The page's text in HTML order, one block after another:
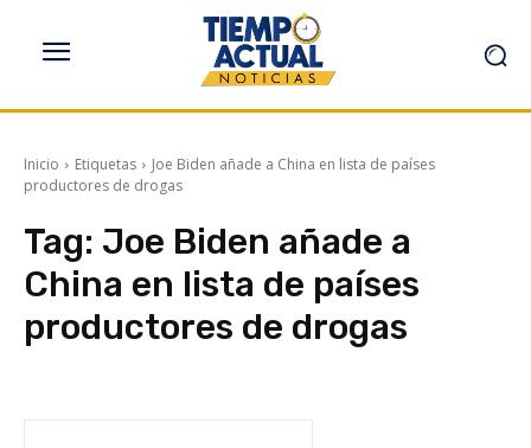
Inicio Etiquetas
Joe Biden añade a China en lista de países
productores de drogas
Tag: Joe Biden añade a
China en lista de países
productores de drogas